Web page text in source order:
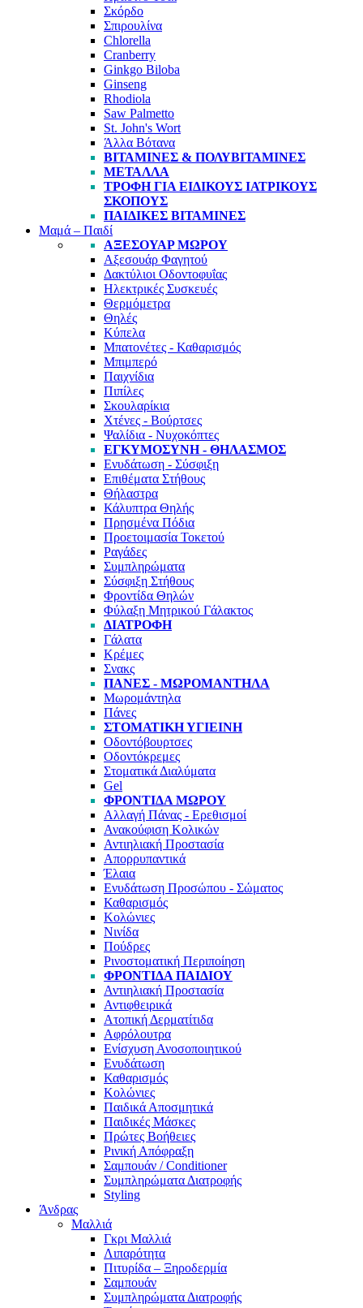
Σκόρδο
Σπιρουλίνα
Chlorella
Cranberry
Ginkgo Biloba
Ginseng
Rhodiola
Saw Palmetto
St. John's Wort
Άλλα Βότανα
ΒΙΤΑΜΊΝΕΣ & ΠΟΛΥΒΙΤΑΜΊΝΕΣ
ΜΈΤΑΛΛΑ
ΤΡΟΦΉ ΓΙΑ ΕΙΔΙΚΟΎΣ ΙΑΤΡΙΚΟΎΣ
ΣΚΟΠΟΎΣ
ΠΑΙΔΙΚΈΣ ΒΙΤΑΜΊΝΕΣ
Μαμά – Παιδί
ΑΞΕΣΟΥΆΡ ΜΩΡΟΎ
Αξεσουάρ Φαγητού
Δακτύλιοι Οδοντοφυΐας
Ηλεκτρικές Συσκευές
Θερμόμετρα
Θηλές
Κύπελα
Μπατονέτες - Καθαρισμός
Μπιμπερό
Παιχνίδια
Πιπίλες
Σκουλαρίκια
Χτένες - Βούρτσες
Ψαλίδια - Νυχοκόπτες
ΕΓΚΥΜΟΣΎΝΗ - ΘΗΛΑΣΜΌΣ
Ενυδάτωση - Σύσφιξη
Επιθέματα Στήθους
Θήλαστρα
Κάλυπτρα Θηλής
Πρησμένα Πόδια
Προετοιμασία Τοκετού
Ραγάδες
Συμπληρώματα
Σύσφιξη Στήθους
Φροντίδα Θηλών
Φύλαξη Μητρικού Γάλακτος
ΔΙΑΤΡΟΦΉ
Γάλατα
Κρέμες
Σνακς
ΠΆΝΕΣ - ΜΩΡΟΜΆΝΤΗΛΑ
Μωρομάντηλα
Πάνες
ΣΤΟΜΑΤΙΚΉ ΥΓΙΕΙΝΉ
Οδοντόβουρτσες
Οδοντόκρεμες
Στοματικά Διαλύματα
Gel
ΦΡΟΝΤΊΔΑ ΜΩΡΟΎ
Αλλαγή Πάνας - Ερεθισμοί
Ανακούφιση Κολικών
Αντιηλιακή Προστασία
Απορρυπαντικά
Έλαια
Ενυδάτωση Προσώπου - Σώματος
Καθαρισμός
Κολώνιες
Νινίδα
Πούδρες
Ρινοστοματική Περιποίηση
ΦΡΟΝΤΊΔΑ ΠΑΙΔΙΟΎ
Αντιηλιακή Προστασία
Αντιφθειρικά
Ατοπική Δερματίτιδα
Αφρόλουτρα
Ενίσχυση Ανοσοποιητικού
Ενυδάτωση
Καθαρισμός
Κολώνιες
Παιδικά Αποσμητικά
Παιδικές Μάσκες
Πρώτες Βοήθειες
Ρινική Απόφραξη
Σαμπουάν / Conditioner
Συμπληρώματα Διατροφής
Styling
Άνδρας
Μαλλιά
Γκρι Μαλλιά
Λιπαρότητα
Πιτυρίδα – Ξηροδερμία
Σαμπουάν
Συμπληρώματα Διατροφής